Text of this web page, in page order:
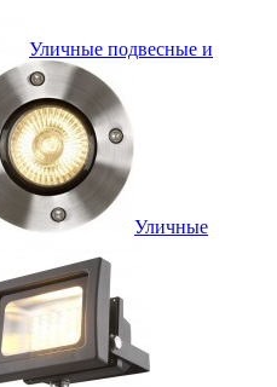
Уличные подвесные и
Уличные